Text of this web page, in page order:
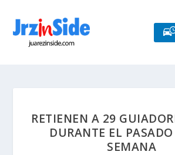
RETIENEN A 29
DURANTE EL
SEMANA